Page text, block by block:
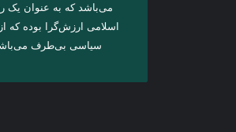
می‌باشد که به عنوان یک
اسلامی ارزش‌گرا بوده که
سیاسی بی‌طرف